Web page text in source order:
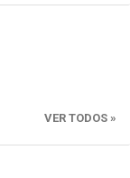
VER TODOS »